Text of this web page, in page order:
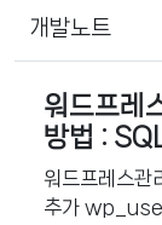
개발노트
워드프레
방법 :
워드프레스
추가